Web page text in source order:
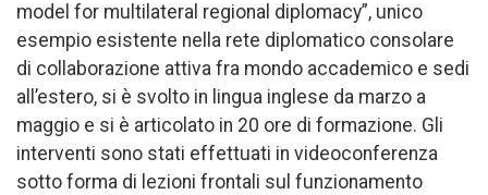
model for multilateral regional diplomacy”, unico
esempio esistente nella rete diplomatico consolare
di collaborazione attiva fra mondo accademico e sedi
all’estero, si è svolto in lingua inglese da marzo a
maggio e si è articolato in 20 ore di formazione. Gli
interventi sono stati effettuati in videoconferenza
sotto forma di lezioni frontali sul funzionamento